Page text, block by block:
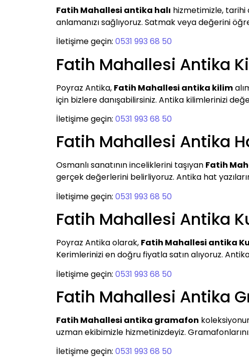
Fatih Mahallesi antika halı hizmetimizle, tarihi
anlamanızı sağlıyoruz. Satmak veya değerini
İletişime geçin: 0531 993 68 50
Fatih Mahallesi Antika
Poyraz Antika, Fatih Mahallesi antika kilim
için bizlere danışabilirsiniz. Antika kilimlerinizi
İletişime geçin: 0531 993 68 50
Fatih Mahallesi Antika
Osmanlı sanatının inceliklerini taşıyan Fatih
gerçek değerlerini belirliyoruz. Antika hat
İletişime geçin: 0531 993 68 50
Fatih Mahallesi Antika
Poyraz Antika olarak, Fatih Mahallesi antika
Kerimlerinizi en doğru fiyatla satın alıyoruz.
İletişime geçin: 0531 993 68 50
Fatih Mahallesi Antika
Fatih Mahallesi antika gramafon
uzman ekibimizle hizmetinizdeyiz.
İletişime geçin: 0531 993 68 50